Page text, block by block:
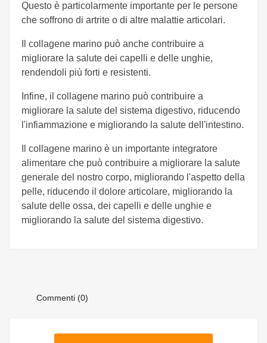
Questo è particolarmente importante per le persone
che soffrono di artrite o di altre malattie articolari.
Il collagene marino può anche contribuire a
migliorare la salute dei capelli e delle unghie,
rendendoli più forti e resistenti.
Infine, il collagene marino può contribuire a
migliorare la salute del sistema digestivo, riducendo
l'infiammazione e migliorando la salute dell'intestino.
Il collagene marino è un importante integratore
alimentare che può contribuire a migliorare la salute
generale del nostro corpo, migliorando l'aspetto della
pelle, riducendo il dolore articolare, migliorando la
salute delle ossa, dei capelli e delle unghie e
migliorando la salute del sistema digestivo.
Commenti (0)